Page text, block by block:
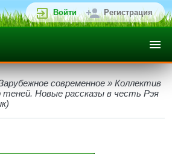
Войти Регистрация
современное » Коллектив
Новые рассказы в честь Рэя